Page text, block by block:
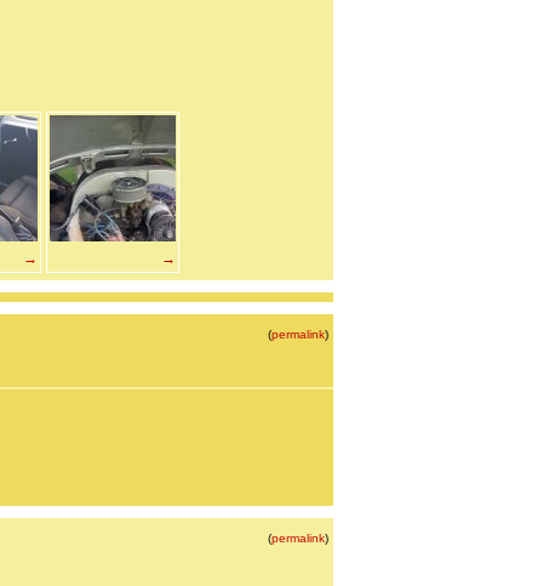
→ →
(permalink)
(permalink)